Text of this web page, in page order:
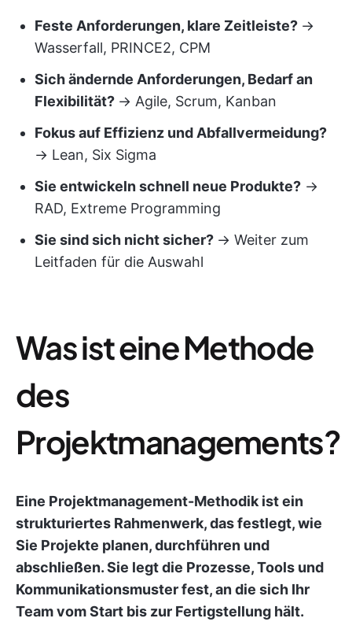
Feste Anforderungen, klare Zeitleiste? →
Wasserfall, PRINCE2, CPM
Sich ändernde Anforderungen, Bedarf an
Flexibilität? → Agile, Scrum, Kanban
Fokus auf Effizienz und Abfallvermeidung?
→ Lean, Six Sigma
Sie entwickeln schnell neue Produkte? →
RAD, Extreme Programming
Sie sind sich nicht sicher? → Weiter zum
Leitfaden für die Auswahl
Was ist eine Methode
des
Projektmanagements?
Eine Projektmanagement-Methodik ist ein
strukturiertes Rahmenwerk, das festlegt, wie
Sie Projekte planen, durchführen und
abschließen. Sie legt die Prozesse, Tools und
Kommunikationsmuster fest, an die sich Ihr
Team vom Start bis zur Fertigstellung hält.